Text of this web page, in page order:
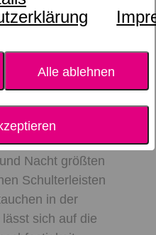
Alle ablehnen
aus Stahl mit
in jeder
Nacht größten
Schulterleisten
in der
sich auf die